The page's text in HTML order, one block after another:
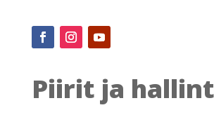
Piirit ja